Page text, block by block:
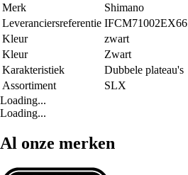
Merk
Shimano
Leveranciersreferentie IFCM71002EX66
Kleur
zwart
Kleur
Zwart
Karakteristiek
Dubbele plateau's
Assortiment
SLX
Loading...
Loading...
Al onze merken